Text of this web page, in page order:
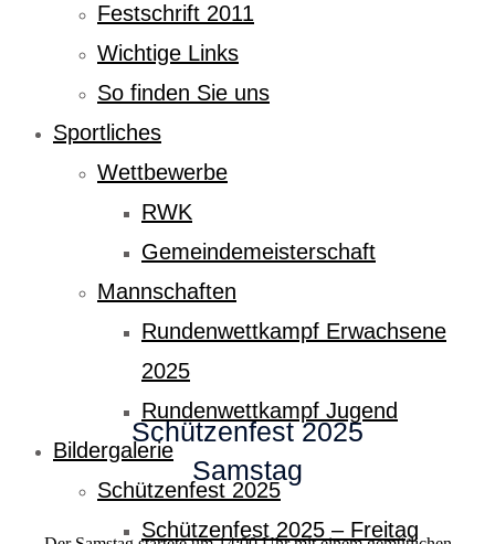
Festschrift 2011
Wichtige Links
So finden Sie uns
Sportliches
Wettbewerbe
RWK
Gemeindemeisterschaft
Mannschaften
Rundenwettkampf Erwachsene
2025
Rundenwettkampf Jugend
Bildergalerie
Schützenfest 2025
Schützenfest 2025 – Freitag
Schützenfest 2025
Samstag